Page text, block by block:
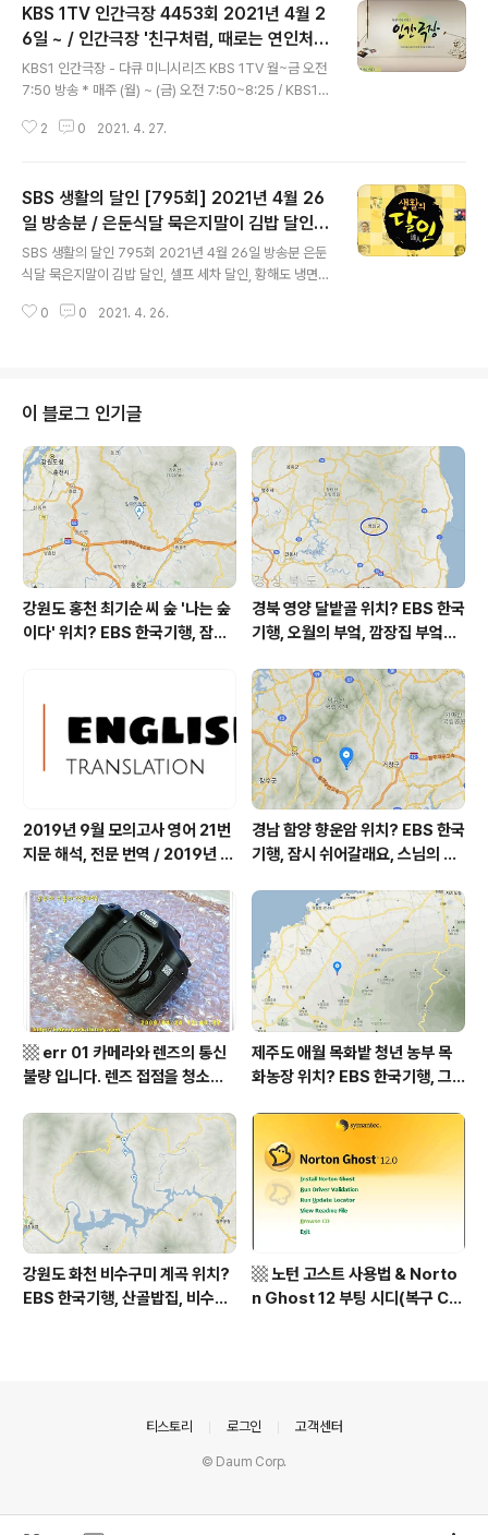
KBS 1TV 인간극장 4453회 2021년 4월 2
6일 ~ / 인간극장 '친구처럼, 때로는 연인처
럼' 도자기 도연가마 위치 박종현 씨 박미나 씨
/ 인간극장 전남 무안 몽탄면 도예가 박종현
씨 도연가마 어디?
KBS1 인간극장 - 다큐 미니시리즈 KBS 1TV 월~금 오전
7:50 방송 * 매주 (월) ~ (금) 오전 7:50~8:25 / KBS1 T
진 보통 사람들, 그리고 사회적인 명성을 가진, 이른바 잘나
ulture/human/pc/index.html 인간극장 4453회 방송
일 : 2021년 4월 26일(월) ~ 4월 30일(금) / 오전 7:50~
8:25 방송에 소개된 '친구같은 때로는 연인같은' 박종현
박미나 씨의 배경이 된 '도연가마'는 전남 무안에 있습니다.
도연가마 주소 : 전남 ..
2 0 2021. 4. 27.
SBS 생활의 달인 [795회] 2021년 4월 26
일 방송분 / 은둔식달 묵은지말이 김밥 달인,
셀프 세차 달인, 황해도 냉면 달인, 골프 달인,
치킨카스 달인 / 서울시 마포구 합정동 난, 연
남동 카쿠시타
SBS 생활의 달인 795회 2021년 4월 26일 방송분 은둔
식달 묵은지말이 김밥 달인, 셀프 세차 달인, 황해도 냉면
5분~ 은둔식달 / 묵은지말이 김밥 달인 진민숙 (女 / 57
g/ ​ 셀프 세차 달인 최윤석 (男 / 45세 / 셀프 최강 디테일
세차) 황해도 냉면 달인 김종갑 (男 / 42세 / 경력 15년) 인
천광역시 남동구 석정로 585번지 (지번) 인천시 남동구 간
석동 572-10 ☎ ..
0 0 2021. 4. 26.
이 블로그 인기글
강원도 홍천 최기순 씨 숲 '나는 숲
이다' 위치? EBS 한국기행, 잠시
강원도 홍천군 가볼 만한 곳, (구)
까르돈, kbs 인간극장
경북 영양 달밭골 위치? EBS 한국
기행, 오월의 부엌, 깜장집 부엌은
어디? / 경상북도 영양군 가볼 만
한 곳, 영양읍 상원리. KBS 인간극
장 임분노미 할머니
2019년 9월 모의고사 영어 21번
지문 해석, 전문 번역 / 2019년 9
역, 평가원 2019년 고3 9월 영어
영역 외국어영역 전문 해석, Engli
sh to Korean translation
경남 함양 향운암 위치? EBS 한국
기행, 잠시 쉬어갈래요, 스님의 어
상남도 함양군 가볼 만한 곳, 용추
계곡 향운암 명천스님, 덕유산 황
석산 거망산 기백산
▩ err 01 카메라와 렌즈의 통신
불량 입니다. 렌즈 접점을 청소하
제주도 애월 목화밭 청년 농부 목
화농장 위치? EBS 한국기행, 그
사나이, 애월읍 어음리 정보람 씨
목화 재배 '목화오름' 목화농장 어
디? / 제주도 가볼 만한 곳
강원도 화천 비수구미 계곡 위치?
EBS 한국기행, 산골밥집, 비수구
▩ 노턴 고스트 사용법 & Norto
n Ghost 12 부팅 시디(복구 C
티스토리 로그인 고객센터
© Daum Corp.